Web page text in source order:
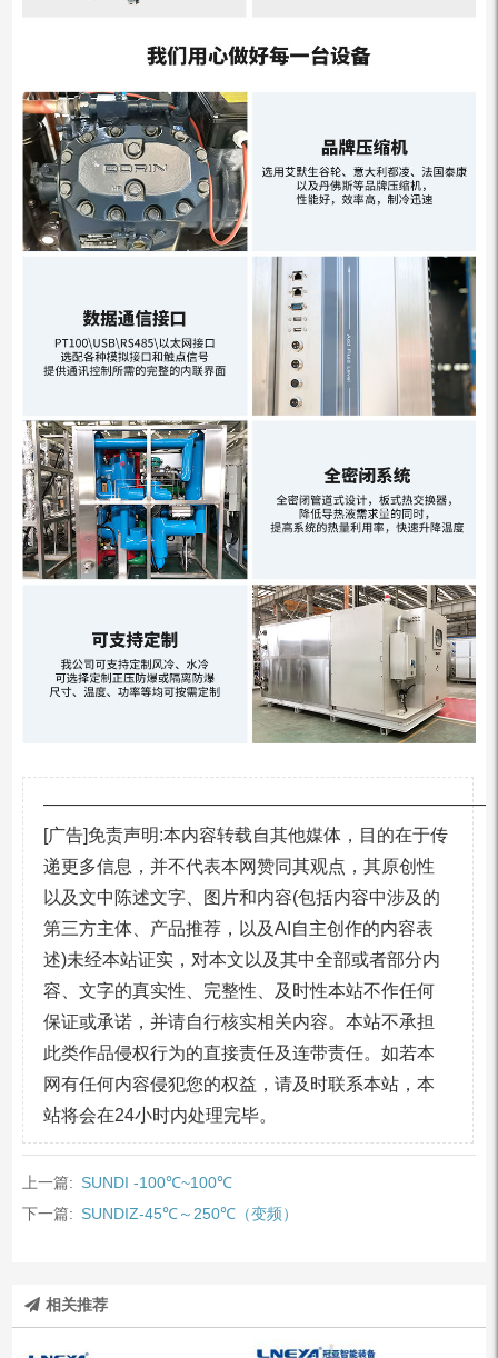
[广告]免责声明:本内容转载自其他媒体，目的在于传
递更多信息，并不代表本网赞同其观点，其原创性
以及文中陈述文字、图片和内容(包括内容中涉及的
第三方主体、产品推荐，以及AI自主创作的内容表
述)未经本站证实，对本文以及其中全部或者部分内
容、文字的真实性、完整性、及时性本站不作任何
保证或承诺，并请自行核实相关内容。本站不承担
此类作品侵权行为的直接责任及连带责任。如若本
网有任何内容侵犯您的权益，请及时联系本站，本
站将会在24小时内处理完毕。
上一篇: SUNDI -100℃~100℃
下一篇: SUNDIZ-45℃～250℃（变频）
相关推荐